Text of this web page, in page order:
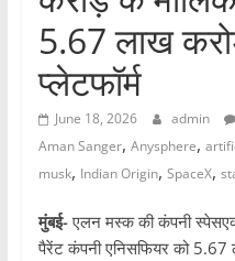
5.67 लाख
प्लेटफॉर्म
June 18, 2026 admin
Aman Sanger, Anysphere,
musk, Indian Origin, SpaceX,
मुंबई-एलन मस्क की कंपनी
पैरेंट कंपनी एनिसफियर को